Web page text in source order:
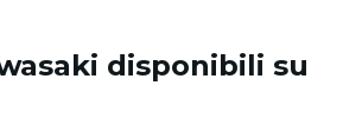
disponibili su